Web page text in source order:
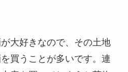
大好きなので、その土地
買うことが多いです。連